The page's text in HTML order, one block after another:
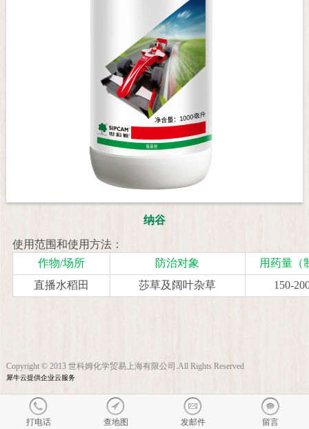
纳谷
使用范围和使用方法：
作物/场所
防治对象
用药量（
直播水稻田
莎草及 阔叶杂草 150-
Copyright © 2013 世科姆化学贸易上海有限公司.All Rights Reserved
犀牛云提供企业云服务
打电话 查地图 发邮件 留言